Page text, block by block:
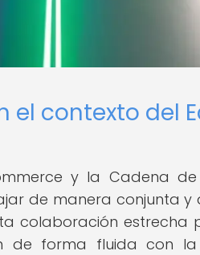
el contexto del
y la Cadena
de manera conjunta y
colaboración estrecha
de forma fluida con